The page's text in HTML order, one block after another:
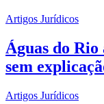
Artigos Jurídicos
Águas do
sem
Artigos Jurídicos